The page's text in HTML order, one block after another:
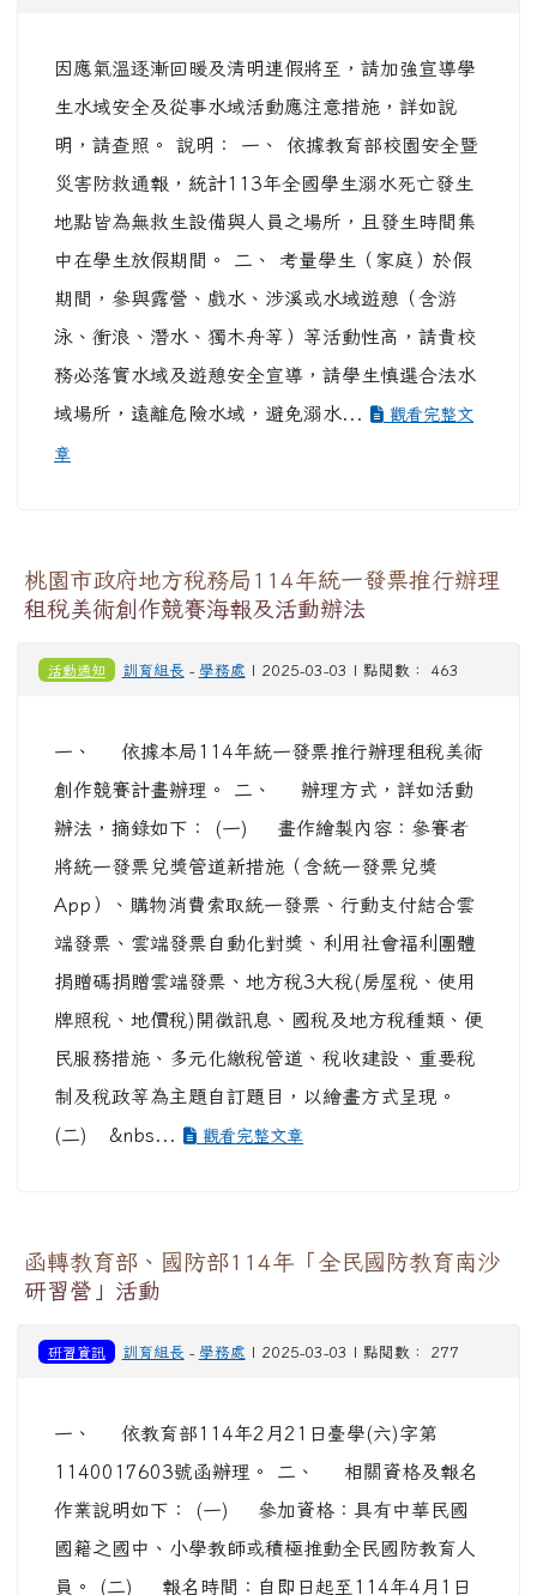
因應氣溫逐漸回暖及清明連假將至，請加強宣導學
生水域安全及從事水域活動應注意措施，詳如說
明，請查照。 說明： 一、 依據教育部校園安全暨
災害防救通報，統計113年全國學生溺水死亡發生
地點皆為無救生設備與人員之場所，且發生時間集
中在學生放假期間。 二、 考量學生（家庭）於假
期間，參與露營、戲水、涉溪或水域遊憩（含游
泳、衝浪、潛水、獨木舟等）等活動性高，請貴校
務必落實水域及遊憩安全宣導，請學生慎選合法水
域場所，遠離危險水域，避免溺水...
觀看完整文
章
桃園市政府地方稅務局114年統一發票推行辦理
租稅美術創作競賽海報及活動辦法
活動通知 訓育組長 - 學務處 | 2025-03-03 | 點閱數： 463
一、 依據本局114年統一發票推行辦理租稅美術
創作競賽計畫辦理。 二、 辦理方式，詳如活動
辦法，摘錄如下： (一) 畫作繪製內容：參賽者
將統一發票兌獎管道新措施（含統一發票兌獎
App）、購物消費索取統一發票、行動支付結合雲
端發票、雲端發票自動化對獎、利用社會福利團體
捐贈碼捐贈雲端發票、地方稅3大稅(房屋稅、使用
牌照稅、地價稅)開徵訊息、國稅及地方稅種類、便
民服務措施、多元化繳稅管道、稅收建設、重要稅
制及稅政等為主題自訂題目，以繪畫方式呈現。
(二) &nbs...
觀看完整文章
函轉教育部、國防部114年「全民國防教育南沙
研習營」活動
研習資訊 訓育組長 - 學務處 | 2025-03-03 | 點閱數： 277
一、 依教育部114年2月21日臺學(六)字第
1140017603號函辦理。 二、 相關資格及報名
作業說明如下： (一) 參加資格：具有中華民國
國籍之國中、小學教師或積極推動全民國防教育人
員。 (二) 報名時間：自即日起至114年4月1日